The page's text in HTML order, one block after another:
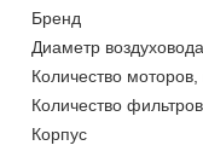
Бренд
Диаметр
Количество
Количество
Корпус